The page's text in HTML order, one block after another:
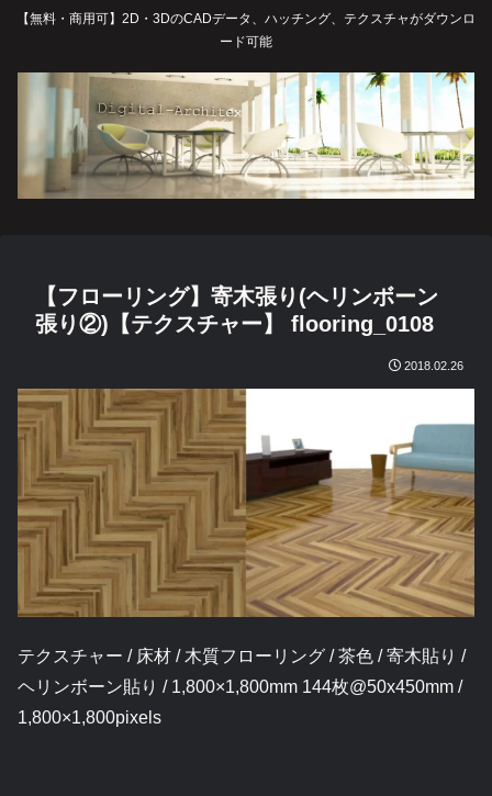
【無料・商用可】2D・3DのCADデータ、ハッチング、テクスチャがダウンロ
ード可能
【フローリング】寄木張り(ヘリンボーン
張り②)【テクスチャー】 flooring_0108
2018.02.26
テクスチャー / 床材 / 木質フローリング / 茶色 / 寄木貼り /
ヘリンボーン貼り / 1,800×1,800mm 144枚@50x450mm /
1,800×1,800pixels